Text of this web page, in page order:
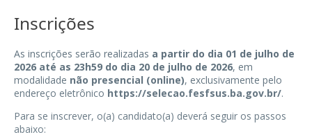
Inscrições
As inscrições serão realizadas a partir do dia 01 de julho de
2026 até as 23h59 do dia 20 de julho de 2026, em
modalidade não presencial (online), exclusivamente pelo
endereço eletrônico https://selecao.fesfsus.ba.gov.br/.
Para se inscrever, o(a) candidato(a) deverá seguir os passos
abaixo: